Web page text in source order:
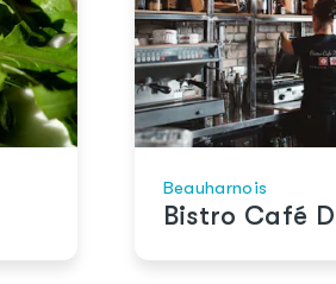
Beauharnois
Bistro Café